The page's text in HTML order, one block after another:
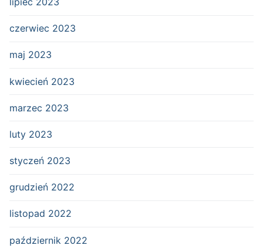
czerwiec 2023
maj 2023
kwiecień 2023
marzec 2023
luty 2023
styczeń 2023
grudzień 2022
listopad 2022
październik 2022